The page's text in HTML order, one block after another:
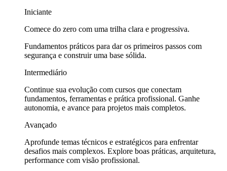
Iniciante
Comece do zero com uma trilha clara e progressiva.
Fundamentos práticos para dar os primeiros passos com
segurança e construir uma base sólida.
Intermediário
Continue sua evolução com cursos que conectam
fundamentos, ferramentas e prática profissional. Ganhe
autonomia, e avance para projetos mais completos.
Avançado
Aprofunde temas técnicos e estratégicos para enfrentar
desafios mais complexos. Explore boas práticas, arquitetura,
performance com visão profissional.